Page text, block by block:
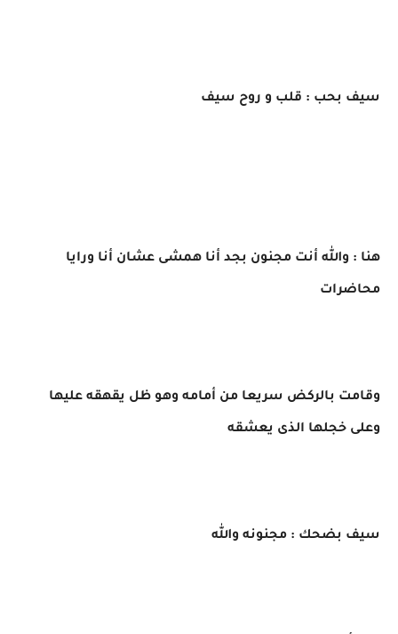
سيف بحب : قلب و روح سيف
هنا : والله أنت مجنون بجد أنا همشى عشان أنا ورايا
محاضرات
وقامت بالركض سريعا من أمامه وهو ظل يقهقه عليها
وعلى خجلها الذى يعشقه
سيف بضحك : مجنونه والله